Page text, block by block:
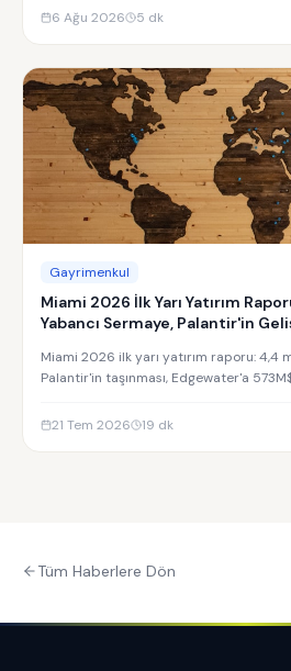
6 Ağu 2026
5 dk
Gayrimenkul
Miami 2026 İlk Yarı Yatırım
Yabancı Sermaye, Palantir'in
Miami 2026 ilk yarı yatırım raporu: 4,4
Palantir'in taşınması, Edgewater'a
21 Tem 2026
19 dk
Tüm Haberlere Dön